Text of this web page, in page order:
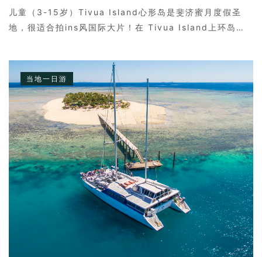
儿童（3-15岁）Tivua Island心形岛是斐济蜜月度假圣
地，很适合拍ins风国际大片！在 Tivua Island上环岛漫
当地一日游